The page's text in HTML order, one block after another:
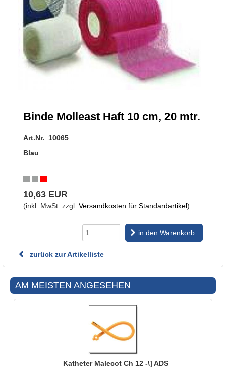
Binde Molleast Haft 10 cm, 20 mtr.
Art.Nr. 10065
Blau
10,63 EUR
(inkl. MwSt. zzgl. Versandkosten für Standardartikel)
in den Warenkorb
zurück zur Artikelliste
AM MEISTEN ANGESEHEN
Katheter Malecot Ch 12 -\] ADS